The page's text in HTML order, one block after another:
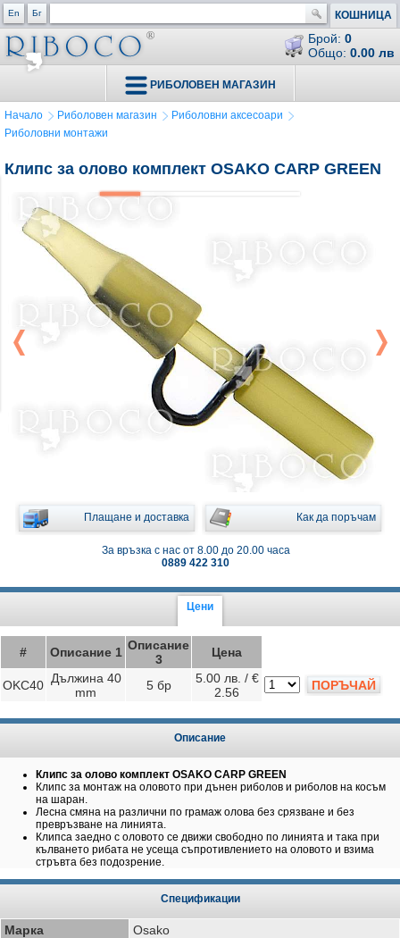
En Бг КОШНИЦА
Брой: 0
Общо: 0.00 лв
РИБОЛОВЕН МАГАЗИН
Начало Риболовен магазин
Риболовни аксесоари
Риболовни монтажи
Клипс за олово комплект OSAKO CARP GREEN
Плащане и доставка Как да поръчам
За връзка с нас от 8.00 до 20.00 часа
0889 422 310
Цени
# Описание 1 Описание
3
Цена
OKC40 Дължина 40
mm
5 бр
5.00 лв. / €
2.56
ПОРЪЧАЙ
Описание
Клипс за олово комплект OSAKO CARP GREEN
Клипс за монтаж на оловото при дънен риболов и риболов на косъм
на шаран.
Лесна смяна на различни по грамаж олова без срязване и без
превръзване на линията.
Клипса заедно с оловото се движи свободно по линията и така при
кълването рибата не усеща съпротивлението на оловото и взима
стръвта без подозрение.
Спецификации
Марка
Osako